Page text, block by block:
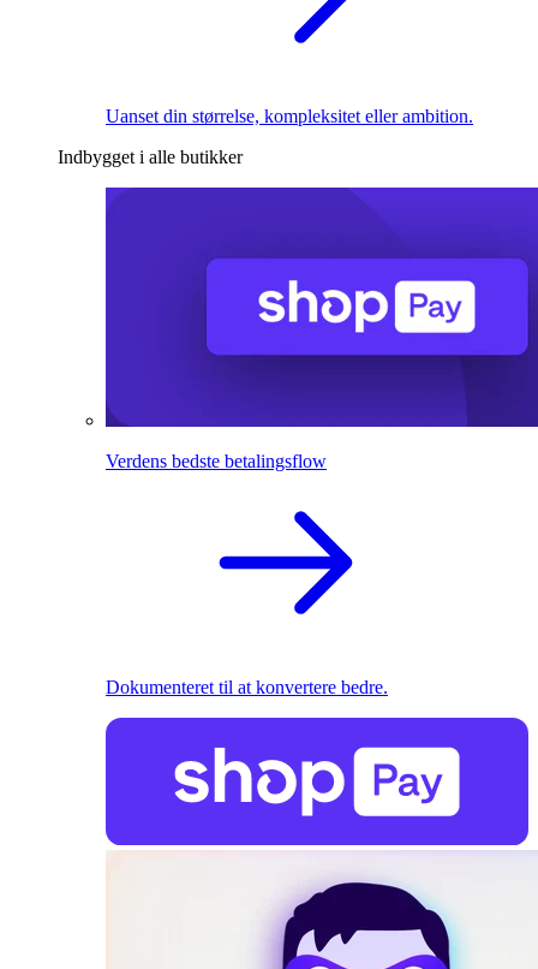
Uanset din størrelse, kompleksitet eller ambition.
Indbygget i alle butikker
Verdens bedste betalingsflow
Dokumenteret til at konvertere bedre.